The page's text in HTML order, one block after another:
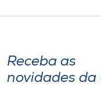
Receba as
novidades da